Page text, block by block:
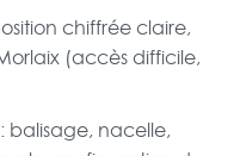
chiffrée claire,
(accès difficile,
: balisage, nacelle,